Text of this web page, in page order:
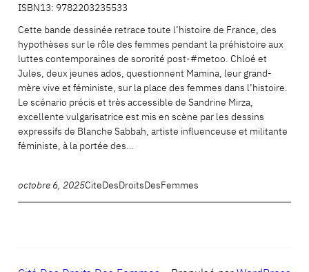
ISBN13: 9782203235533
Cette bande dessinée retrace toute l’histoire de France, des
hypothèses sur le rôle des femmes pendant la préhistoire aux
luttes contemporaines de sororité post-#metoo. Chloé et
Jules, deux jeunes ados, questionnent Mamina, leur grand-
mère vive et féministe, sur la place des femmes dans l’histoire.
Le scénario précis et très accessible de Sandrine Mirza,
excellente vulgarisatrice est mis en scène par les dessins
expressifs de Blanche Sabbah, artiste influenceuse et militante
féministe, à la portée des…
octobre 6, 2025CiteDesDroitsDesFemmes